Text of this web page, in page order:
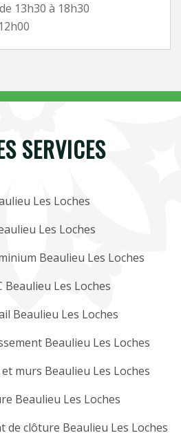
13h30 à 18h30
SERVICES
Les Loches
Les Loches
Beaulieu Les Loches
Beaulieu Les Loches
Beaulieu Les Loches
Beaulieu Les Loches
murs Beaulieu Les Loches
Beaulieu Les Loches
de clôture Beaulieu Les Loches